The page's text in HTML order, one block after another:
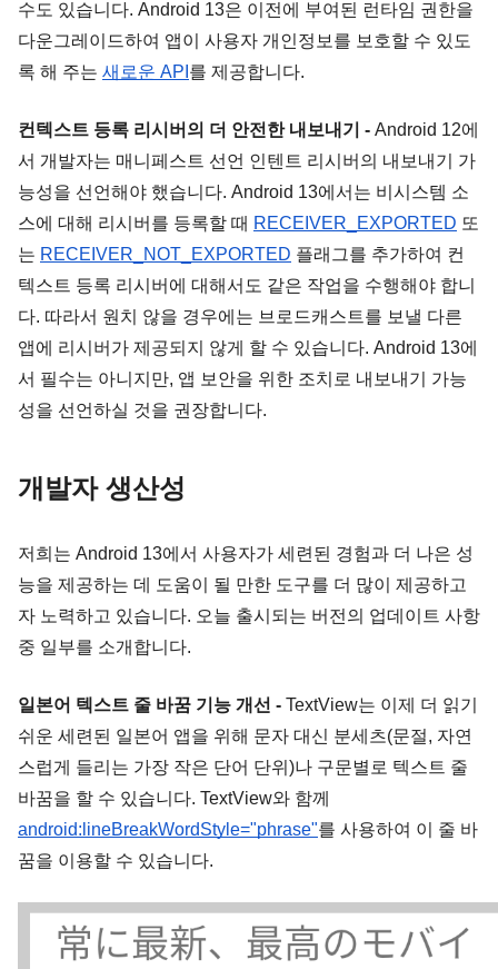
수도 있습니다. Android 13은 이전에 부여된 런타임 권한을
다운그레이드하여 앱이 사용자 개인정보를 보호할 수 있도
록 해 주는 새로운 API 를 제공합니다.
컨텍스트 등록 리시버의 더 안전한 내보내기 - Android 12에
서 개발자는 매니페스트 선언 인텐트 리시버의 내보내기 가
능성을 선언해야 했습니다. Android 13에서는 비시스템 소
스에 대해 리시버를 등록할 때 RECEIVER_EXPORTED 또
는 RECEIVER_NOT_EXPORTED 플래그를 추가하여 컨
텍스트 등록 리시버에 대해서도 같은 작업을 수행해야 합니
다. 따라서 원치 않을 경우에는 브로드캐스트를 보낼 다른
앱에 리시버가 제공되지 않게 할 수 있습니다. Android 13에
서 필수는 아니지만, 앱 보안을 위한 조치로 내보내기 가능
성을 선언하실 것을 권장합니다.
개발자 생산성
저희는 Android 13에서 사용자가 세련된 경험과 더 나은 성
능을 제공하는 데 도움이 될 만한 도구를 더 많이 제공하고
자 노력하고 있습니다. 오늘 출시되는 버전의 업데이트 사항
중 일부를 소개합니다.
일본어 텍스트 줄 바꿈 기능 개선 - TextView는 이제 더 읽기
쉬운 세련된 일본어 앱을 위해 문자 대신 분세츠(문절, 자연
스럽게 들리는 가장 작은 단어 단위)나 구문별로 텍스트 줄
android:lineBreakWordStyle="phrase"를 사용하여 이 줄 바
꿈을 이용할 수 있습니다.